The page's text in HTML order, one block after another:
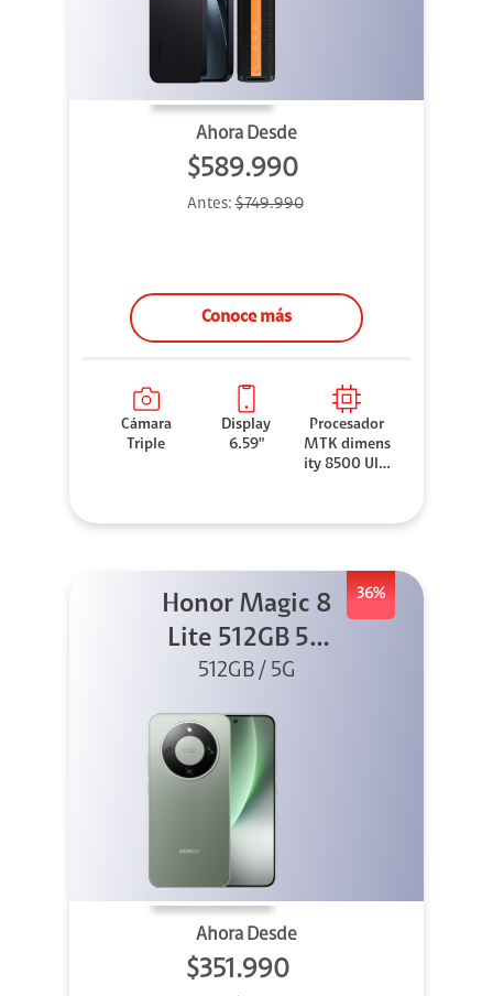
Ahora Desde
$589.990
Antes:$749.990
Conoce más
Cámara
Triple
Display
6.59"
Procesador
MTK dimens
ity 8500 Ultr
36%
Honor Magic 8
Lite 512GB 5G
Verde
512GB / 5G
Ahora Desde
$351.990